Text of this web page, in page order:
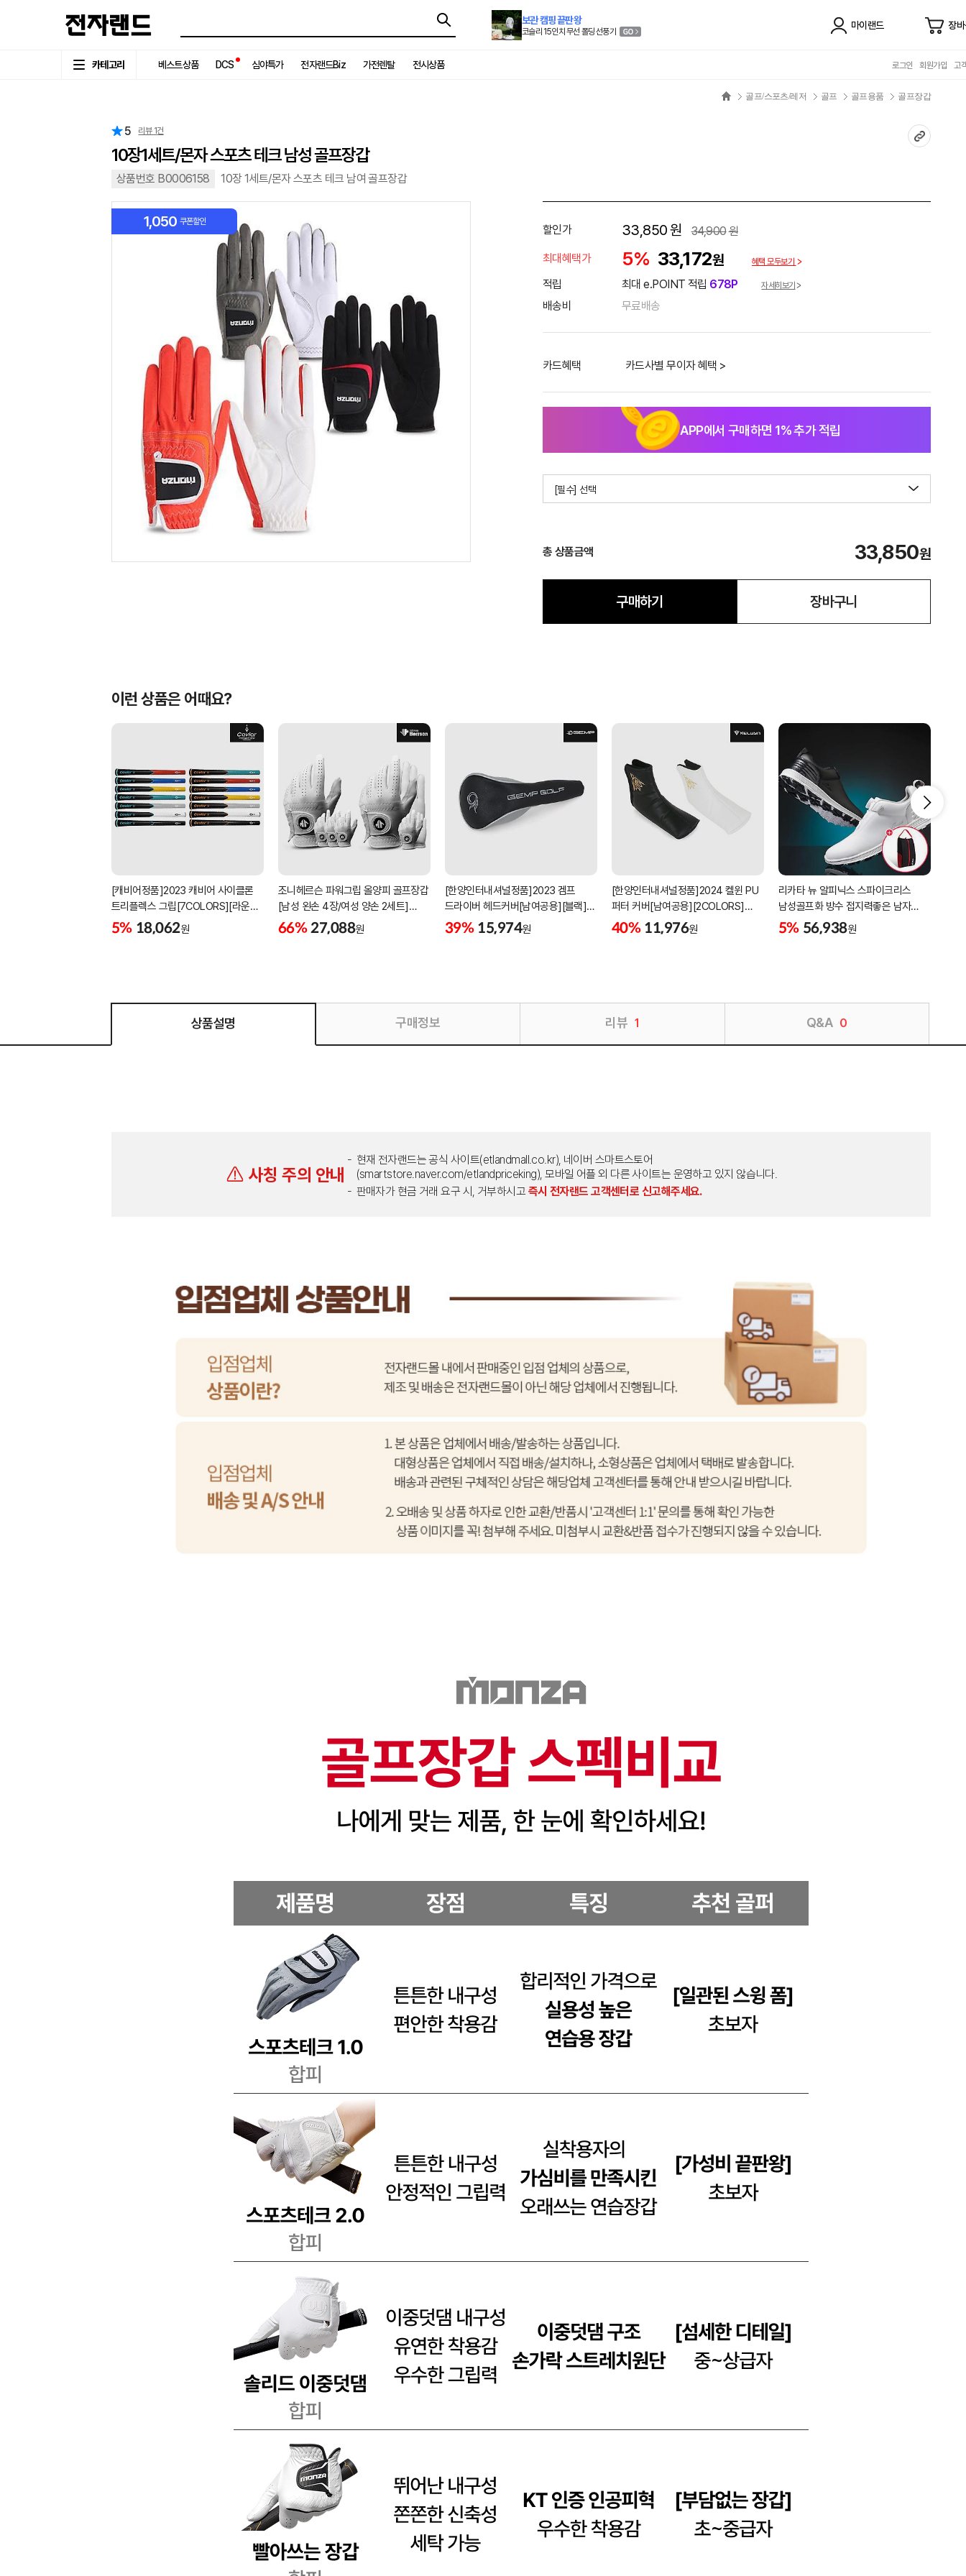
보관 캠핑 끝판왕
코슬리 15인치 무선 폴딩 선풍기
마이랜드 장
카테고리 베스트상품 DCS 심야특가 전자랜드Biz 가전렌탈 전시상품 로그인 회원가입 고
골프/스포츠/레저 골프 골프용품 골프장갑
5 리뷰 1건
10장1세트/몬자 스포츠 테크 남성 골프장갑
상품번호 B0006158 10장 1세트/몬자 스포츠 테크 남여 골프장갑
1,050 쿠폰할인
할인가 33,850원 34,900원
최대혜택가
5% 33,172원 혜택 모두보기
적립 최대 e.POINT 적립 678P 자세히보기
배송비 무료배송
카드혜택 카드사별 무이자 혜택 >
APP에서 구매하면 1% 추가 적립
[필수] 선택
총 상품금액 33,850원
구매하기 장바구니
이런 상품은 어때요?
[캐비어정품]2023 캐비어 사이클론
트리플렉스 그립[7COLORS][라운드]
[39g/42g/46g/50g][R/S 토크]
5% 18,062원
조니헤르슨 파워그립 올양피 골프장갑
[남성 왼손 4장/여성 양손 2세트]
[화이트][케이스포함]
66% 27,088원
[한양인터내셔널정품]2023 겜프
드라이버 헤드커버[남여공용][블랙]
[HD-302]
39% 15,974원
[한양인터내셔널정품]2024 켈윈 PU
퍼터 커버[남여공용][2COLORS]
[KW-PC320]
40% 11,976원
리카타 뉴 알피닉스 스파이크리스
남성골프화 방수 접지력좋은 남자
골프신발 C27102/신발가방제공
5% 56,938원
상품설명 구매정보 리뷰 1 Q&A 0
사칭 주의 안내
현재 전자랜드는 공식 사이트(etlandmall.co.kr), 네이버 스마트스토어
(smartstore.naver.com/etlandpriceking), 모바일 어플 외 다른 사이트는 운영하고 있지 않습니다.
판매자가 현금 거래 요구 시, 거부하시고 즉시 전자랜드 고객센터로 신고해주세요.